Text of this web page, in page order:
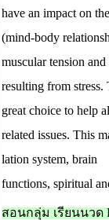
have an impact on
(mind-body
muscular tension and
resulting from
great choice to help
related issues. This
lation system, brain
functions, spiritual
สอนกลุ่ม เรียนนวด